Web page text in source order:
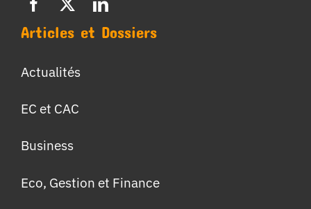
Articles et Dossiers
Actualités
EC et CAC
Business
Eco, Gestion et Finance